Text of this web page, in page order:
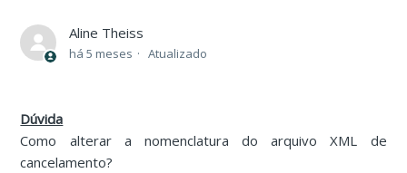
Aline Theiss
há 5 meses Atualizado
Dúvida
Como alterar a nomenclatura do arquivo XML de
cancelamento?